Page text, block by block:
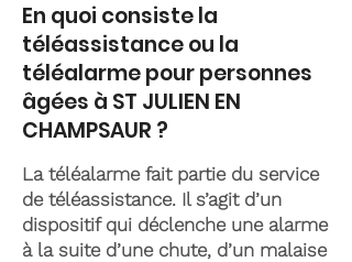
En quoi consiste la
téléassistance ou la
téléalarme pour personnes
âgées à ST JULIEN EN
CHAMPSAUR ?
La téléalarme fait partie du service
de téléassistance. Il s’agit d’un
dispositif qui déclenche une alarme
à la suite d’une chute, d’un malaise